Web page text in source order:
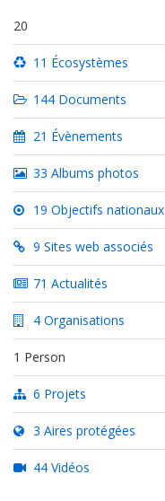
20
11 Écosystèmes
144 Documents
21 Évènements
33 Albums photos
19 Objectifs nationaux
9 Sites web associés
71 Actualités
4 Organisations
1 Person
6 Projets
3 Aires protégées
44 Vidéos